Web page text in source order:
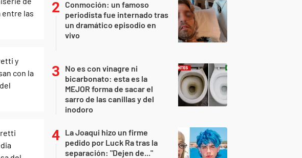
Conmoción: un famoso
periodista fue internado tras
un dramático episodio en
vivo
No es con vinagre ni
bicarbonato: esta es la
MEJOR forma de sacar el
sarro de las canillas y del
inodoro
La Joaqui hizo un firme
pedido por Luck Ra tras la
separación: "Dejen de..."